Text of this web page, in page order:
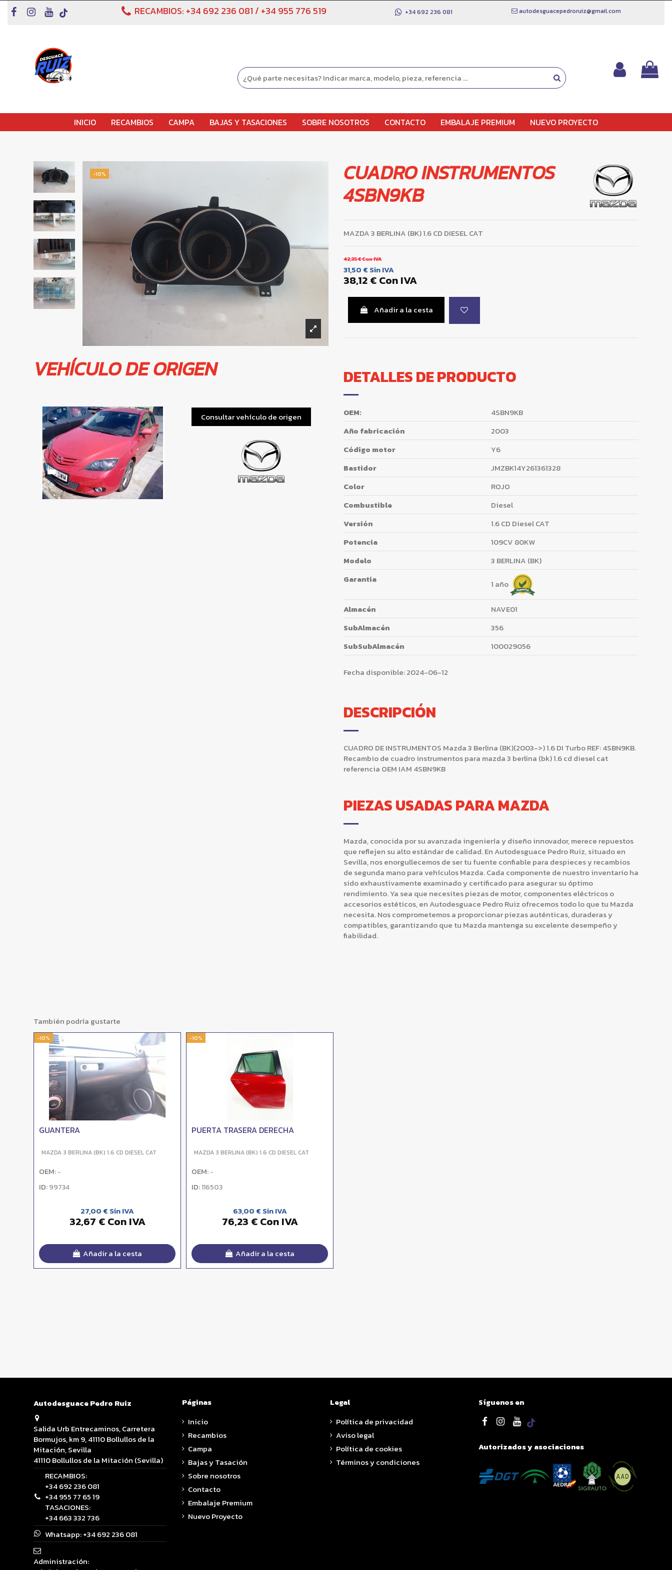
RECAMBIOS: +34 692 236 081 / +34 955 776 519 +34 692 236 081 autodesguacepedroruiz@gmail.com
INICIO RECAMBIOS CAMPA BAJAS Y TASACIONES SOBRE NOSOTROS CONTACTO EMBALAJE PREMIUM NUEVO PROYECTO
-10%
VEHÍCULO DE ORIGEN
Consultar vehículo de origen
CUADRO INSTRUMENTOS
4SBN9KB
MAZDA 3 BERLINA (BK) 1.6 CD DIESEL CAT
42,35 €Con IVA
31,50 € Sin IVA
38,12 €Con IVA
Añadir a la cesta
DETALLES DE PRODUCTO
OEM:
4SBN9KB
Año fabricación
2003
Código motor
Y6
Bastidor
JMZBK14Y261361328
Color
ROJO
Combustible
Diesel
Versión
1.6 CD Diesel CAT
Potencia
109CV 80KW
Modelo
3 BERLINA (BK)
Garantia
1 año
Almacén
NAVE01
SubAlmacén
356
SubSubAlmacén
100029056
Fecha disponible:2024-06-12
DESCRIPCIÓN
CUADRO DE INSTRUMENTOS Mazda 3 Berlina (BK)(2003->) 1.6 DI Turbo REF: 4SBN9KB.
Recambio de cuadro instrumentos para mazda 3 berlina (bk) 1.6 cd diesel cat
referencia OEM IAM 4SBN9KB
PIEZAS USADAS PARA MAZDA
Mazda, conocida por su avanzada ingeniería y diseño innovador, merece repuestos
que reflejen su alto estándar de calidad. En Autodesguace Pedro Ruiz, situado en
Sevilla, nos enorgullecemos de ser tu fuente confiable para despieces y recambios
de segunda mano para vehículos Mazda. Cada componente de nuestro inventario ha
sido exhaustivamente examinado y certificado para asegurar su óptimo
rendimiento. Ya sea que necesites piezas de motor, componentes eléctricos o
accesorios estéticos, en Autodesguace Pedro Ruiz ofrecemos todo lo que tu Mazda
necesita. Nos comprometemos a proporcionar piezas auténticas, duraderas y
compatibles, garantizando que tu Mazda mantenga su excelente desempeño y
fiabilidad.
También podría gustarte
-10%
GUANTERA
MAZDA 3 BERLINA (BK) 1.6 CD DIESEL CAT
OEM: -
ID:99734
27,00 € Sin IVA
32,67 € Con IVA
Añadir a la cesta
-10%
PUERTA TRASERA DERECHA
MAZDA 3 BERLINA (BK) 1.6 CD DIESEL CAT
OEM: -
ID:116503
63,00 € Sin IVA
76,23 € Con IVA
Añadir a la cesta
Autodesguace Pedro Ruiz
Salida Urb Entrecaminos, Carretera
Bormujos, km 9, 41110 Bollullos de la
Mitación, Sevilla
41110 Bollullos de la Mitación (Sevilla)
RECAMBIOS:
+34 692 236 081
+34 955 77 65 19
TASACIONES:
+34 663 332 736
Whatsapp:+34 692 236 081
Administración:
Páginas
Inicio
Recambios
Campa
Bajas y Tasación
Sobre nosotros
Contacto
Embalaje Premium
Nuevo Proyecto
Legal
Política de privacidad
Aviso legal
Política de cookies
Términos y condiciones
Síguenos en
Autorizados y asociaciones